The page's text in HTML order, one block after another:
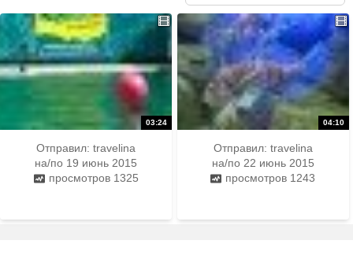
Отправил:travelina
на/по 19 июнь 2015
просмотров 1325
Отправил: travelina
на/по 22 июнь 2015
просмотров 1243